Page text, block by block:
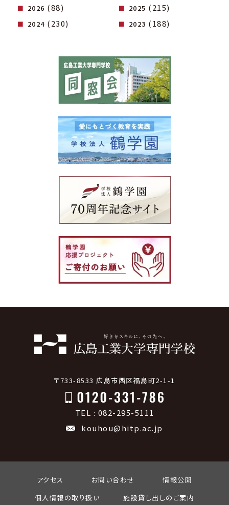
2026 (88) 2025 (215)
2024 (230) 2023 (188)
〒733-8533 広島市西区福島町2-1-1
TEL : 082-295-5111
kouhou@hitp.ac.jp
アクセス お問い合わせ
情報公開
個人情報の取り扱い
施設貸し出しのご案内